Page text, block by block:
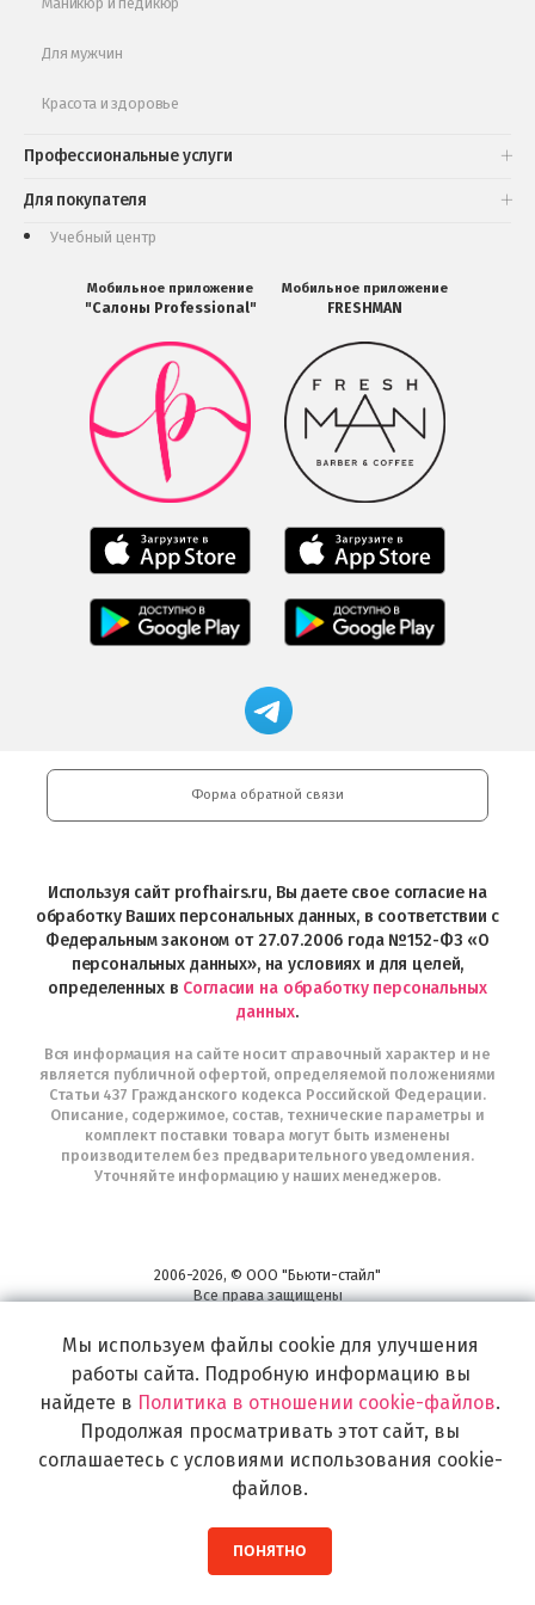
Для мужчин
Красота и здоровье
Профессиональные услуги
Для покупателя
Учебный центр
Мобильное приложение
"Салоны Professional"
Мобильное
приложение
Салоны
Professional
загрузить
в
Google
Мобильное
приложение
Professional
загрузить
Мобильное
приложение
Professional
загрузить
Play
Мобильное приложение
FRESHMAN
Мобильное
приложение
FRESHMAN
в
Google
Play
Мобильное
приложение
загрузить
в
Мобильное
приложение
Магазин
профессиональной
Professional
и
Интернет-
Telegram
Форма обратной связи
Используя сайт profhairs.ru, Вы даете свое согласие на
обработку Ваших персональных данных, в соответствии с
Федеральным законом от 27.07.2006 года №152-ФЗ «О
персональных данных», на условиях и для целей,
определенных в Согласии на обработку персональных
данных.
Вся информация на сайте носит справочный характер и не
является публичной офертой, определяемой положениями
Статьи 437 Гражданского кодекса Российской Федерации.
Описание, содержимое, состав, технические параметры и
комплект поставки товара могут быть изменены
производителем без предварительного уведомления.
Уточняйте информацию у наших менеджеров.
2006-2026, © ООО "Бьюти-стайл"
Все права защищены
Широкий выбор инструментов, аксессуаров и принадлежностей для
воплощения
самых изысканных и необычных идей по созданию Вашего образа и стиля.
Мы используем файлы cookie для улучшения
работы сайта. Подробную информацию вы
найдете в Политика в отношении cookie-файлов.
Продолжая просматривать этот сайт, вы
соглашаетесь с условиями использования cookie-
файлов.
ПОНЯТНО